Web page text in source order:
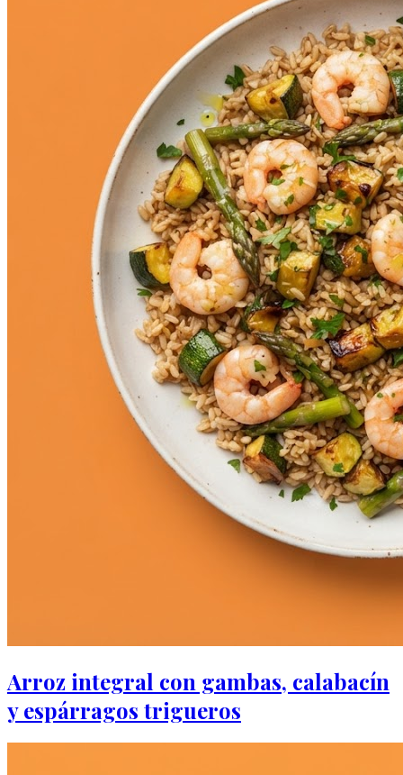
Arroz integral con gambas, calabacín
y espárragos trigueros